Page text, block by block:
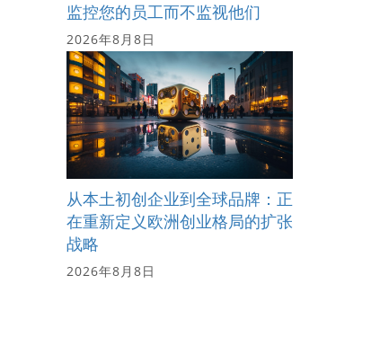
监控您的员工而不监视他们
2026年8月8日
从本土初创企业到全球品牌：正
在重新定义欧洲创业格局的扩张
战略
2026年8月8日